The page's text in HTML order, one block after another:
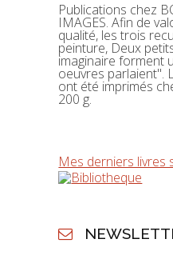
Publications chez
IMAGES. Afin de
qualité, les trois
peinture, Deux
imaginaire forment
oeuvres parlaient".
ont été imprimés
200 g.
Mes derniers livres